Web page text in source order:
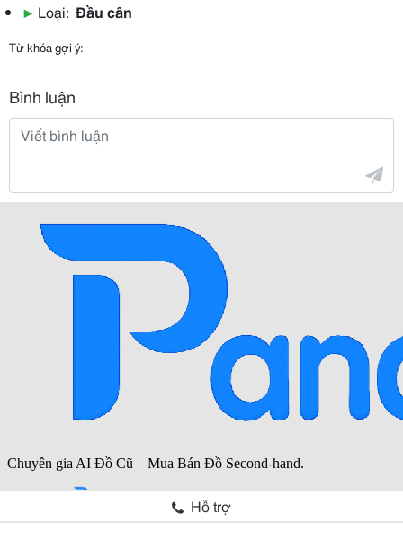
▶ Loại: Đầu cân
Từ khóa gợi ý:
Bình luận
Hỗ trợ